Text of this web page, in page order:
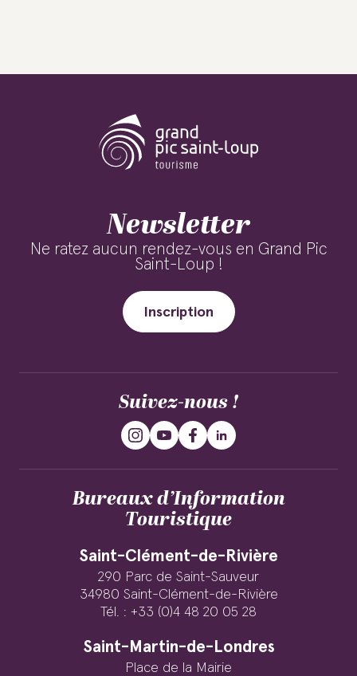
Newsletter
Ne ratez aucun rendez-vous en Grand Pic
Saint-Loup !
Inscription
Suivez-nous !
Bureaux d’Information
Touristique
Saint-Clément-de-Rivière
290 Parc de Saint-Sauveur
34980 Saint-Clément-de-Rivière
Tél. : +33 (0)4 48 20 05 28
Saint-Martin-de-Londres
Place de la Mairie